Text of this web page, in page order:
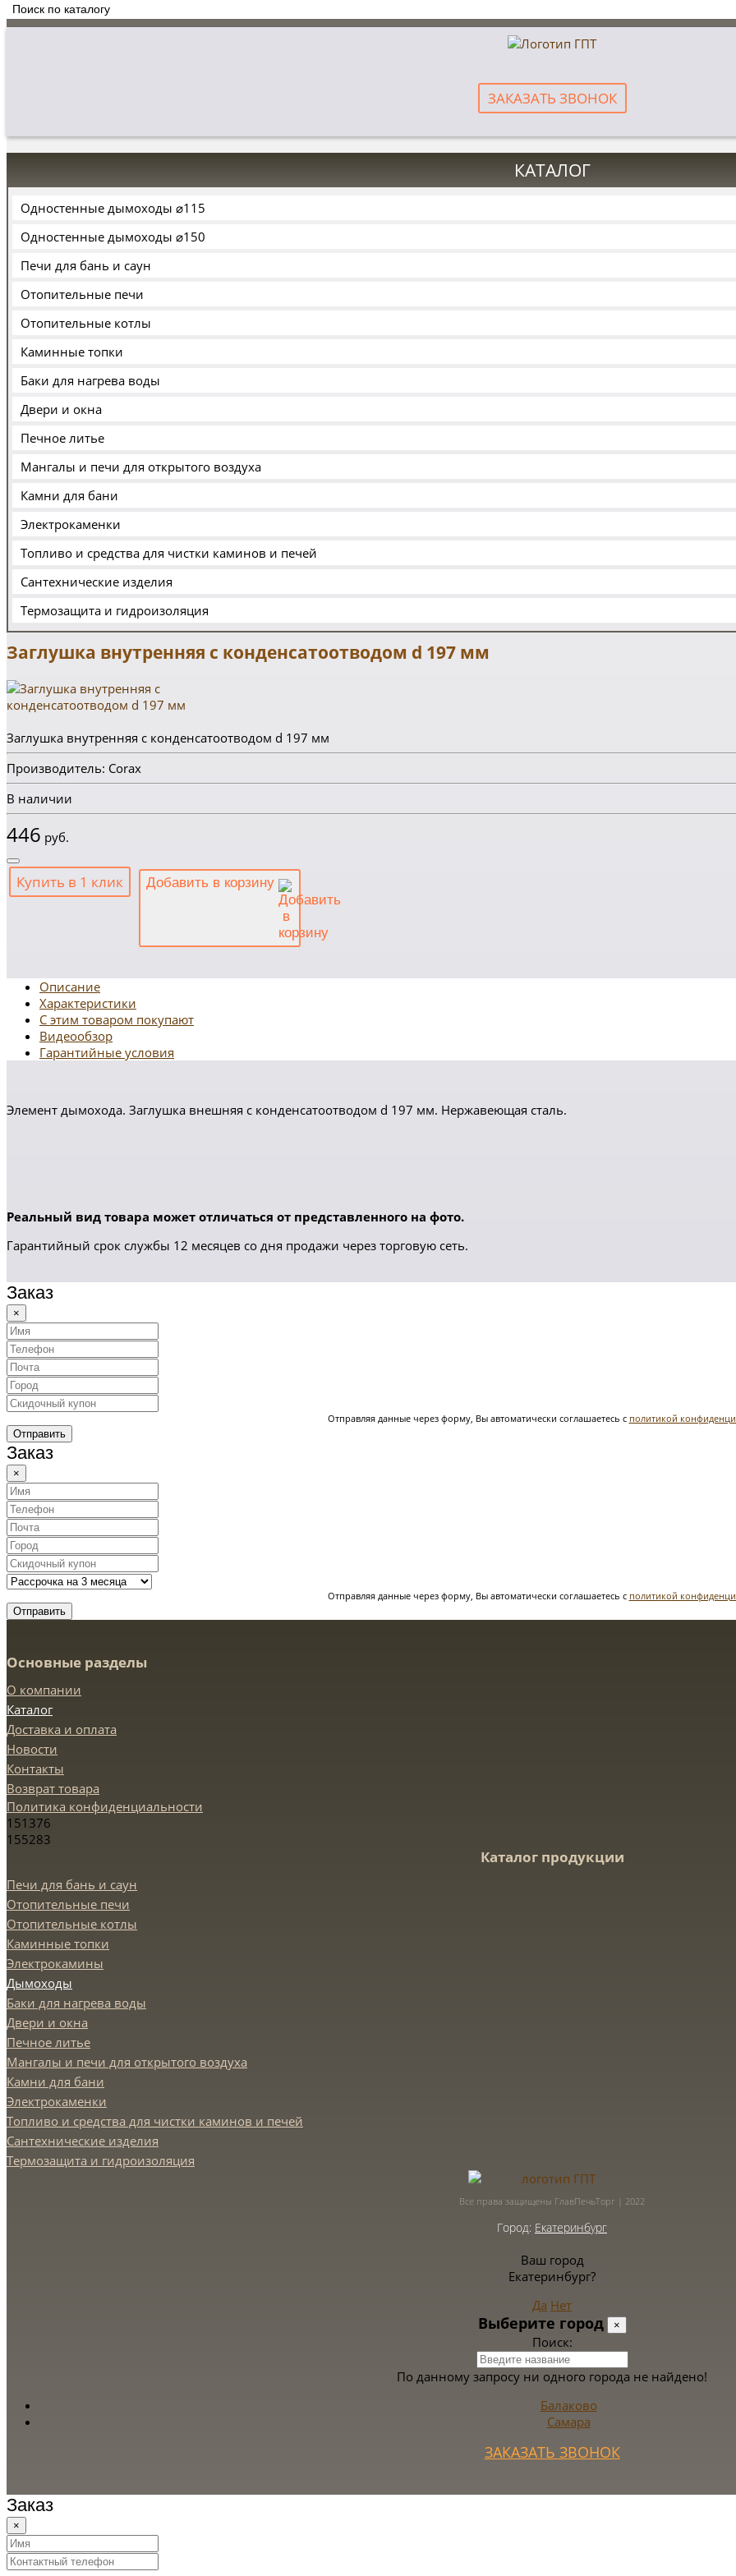
ЗАКАЗАТЬ ЗВОНОК
КАТАЛОГ
Одностенные дымоходы ⌀115
Одностенные дымоходы ⌀150
Печи для бань и саун
Отопительные печи
Отопительные котлы
Каминные топки
Баки для нагрева воды
Двери и окна
Печное литье
Мангалы и печи для открытого воздуха
Камни для бани
Электрокаменки
Топливо и средства для чистки каминов и печей
Сантехнические изделия
Термозащита и гидроизоляция
Заглушка внутренняя с конденсатоотводом d 197 мм
Заглушка внутренняя с конденсатоотводом d 197 мм
Производитель: Corax
В наличии
446 руб.
Купить в 1 клик Добавить в корзину
Описание
Характеристики
С этим товаром покупают
Видеообзор
Гарантийные условия
Элемент дымохода. Заглушка внешняя с конденсатоотводом d 197 мм. Нержавеющая сталь.
Реальный вид товара может отличаться от представленного на фото.
Гарантийный срок службы 12 месяцев со дня продажи через торговую сеть.
Заказ
×
Отправляя данные через форму, Вы автоматически соглашаетесь с политикой
Отправить
Заказ
×
Отправляя данные через форму, Вы автоматически соглашаетесь с политикой
Отправить
Основные разделы
О компании
Каталог
Доставка и оплата
Новости
Контакты
Возврат товара
Политика конфиденциальности
151376
155283
Каталог продукции
Печи для бань и саун
Отопительные печи
Отопительные котлы
Каминные топки
Электрокамины
Дымоходы
Баки для нагрева воды
Двери и окна
Печное литье
Мангалы и печи для открытого воздуха
Камни для бани
Электрокаменки
Топливо и средства для чистки каминов и печей
Сантехнические изделия
Термозащита и гидроизоляция
Все права защищены ГлавПечьТорг | 2022
Город: Екатеринбург
Ваш город
Екатеринбург?
Да Нет
Выберите город ×
Поиск:
По данному запросу ни одного города не найдено!
Балаково
Самара
ЗАКАЗАТЬ ЗВОНОК
Заказ
×